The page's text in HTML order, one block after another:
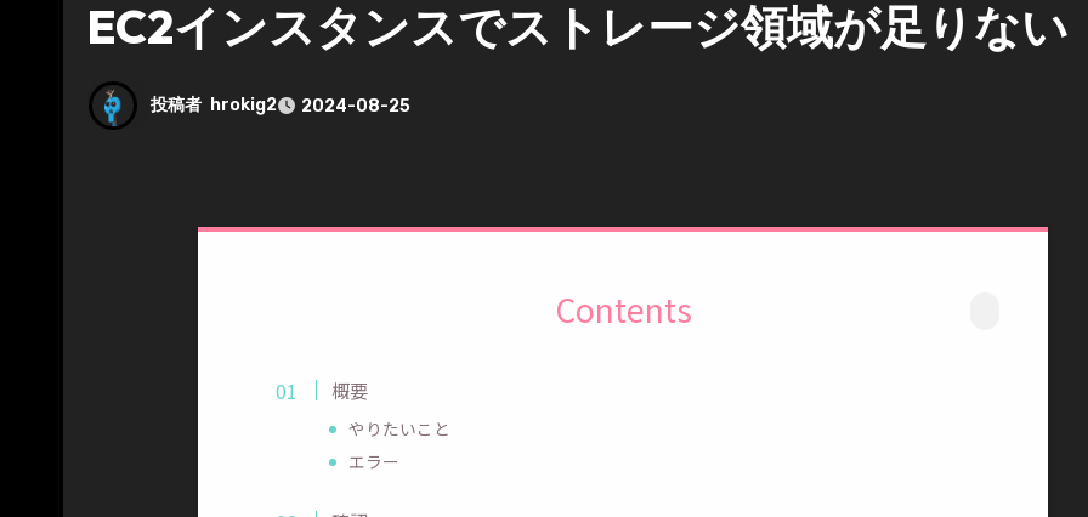
EC2インスタンスでストレージ領域が足りない
投稿者 hrokig2 2024-08-25
Contents
概要
やりたいこと
エラー